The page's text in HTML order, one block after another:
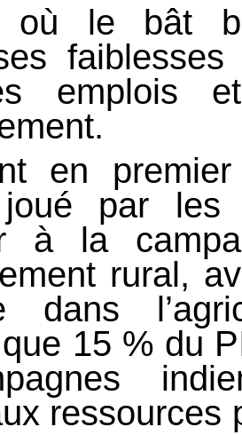
où le bât
emplois
en
par les
à la
rural,
dans
15 % du